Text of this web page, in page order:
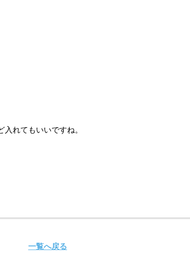
れてもいいですね。
一覧へ戻る